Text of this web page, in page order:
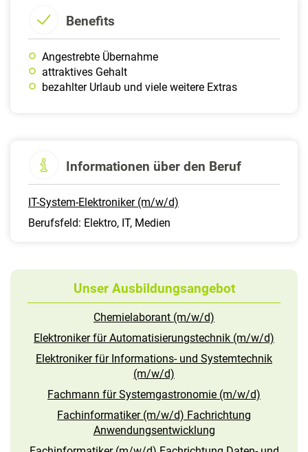
Benefits
Angestrebte Übernahme
attraktives Gehalt
bezahlter Urlaub und viele weitere Extras
Informationen über den Beruf
IT-System-Elektroniker (m/w/d)
Berufsfeld: Elektro, IT, Medien
Unser Ausbildungsangebot
Chemielaborant (m/w/d)
Elektroniker für Automatisierungstechnik (m/w/d)
Elektroniker für Informations- und Systemtechnik
(m/w/d)
Fachmann für Systemgastronomie (m/w/d)
Fachinformatiker (m/w/d) Fachrichtung
Anwendungsentwicklung